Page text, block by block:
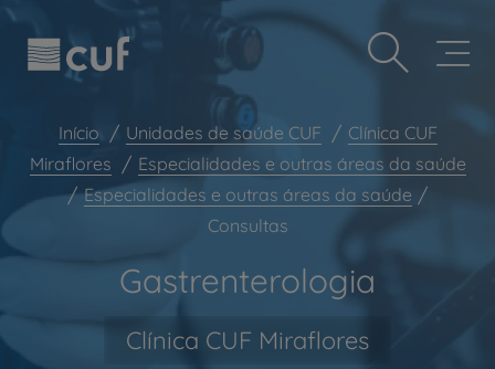
Observação:
este
inclui
acessibilidade.
Passar
para
conteúdo
Prevenção e bem-estar
Grandes Áreas da Saúde
Plano +CUF
My CUF
Clientes e acompanhantes
CUF Academic Center
Sobre nós
Início Unidades de saúde CUF
Clínica CUF
Miraflores
Especialidades e outras áreas da saúde
Especialidades e outras áreas da saúde
Consultas
Gastrenterologia
Clínica CUF Miraflores